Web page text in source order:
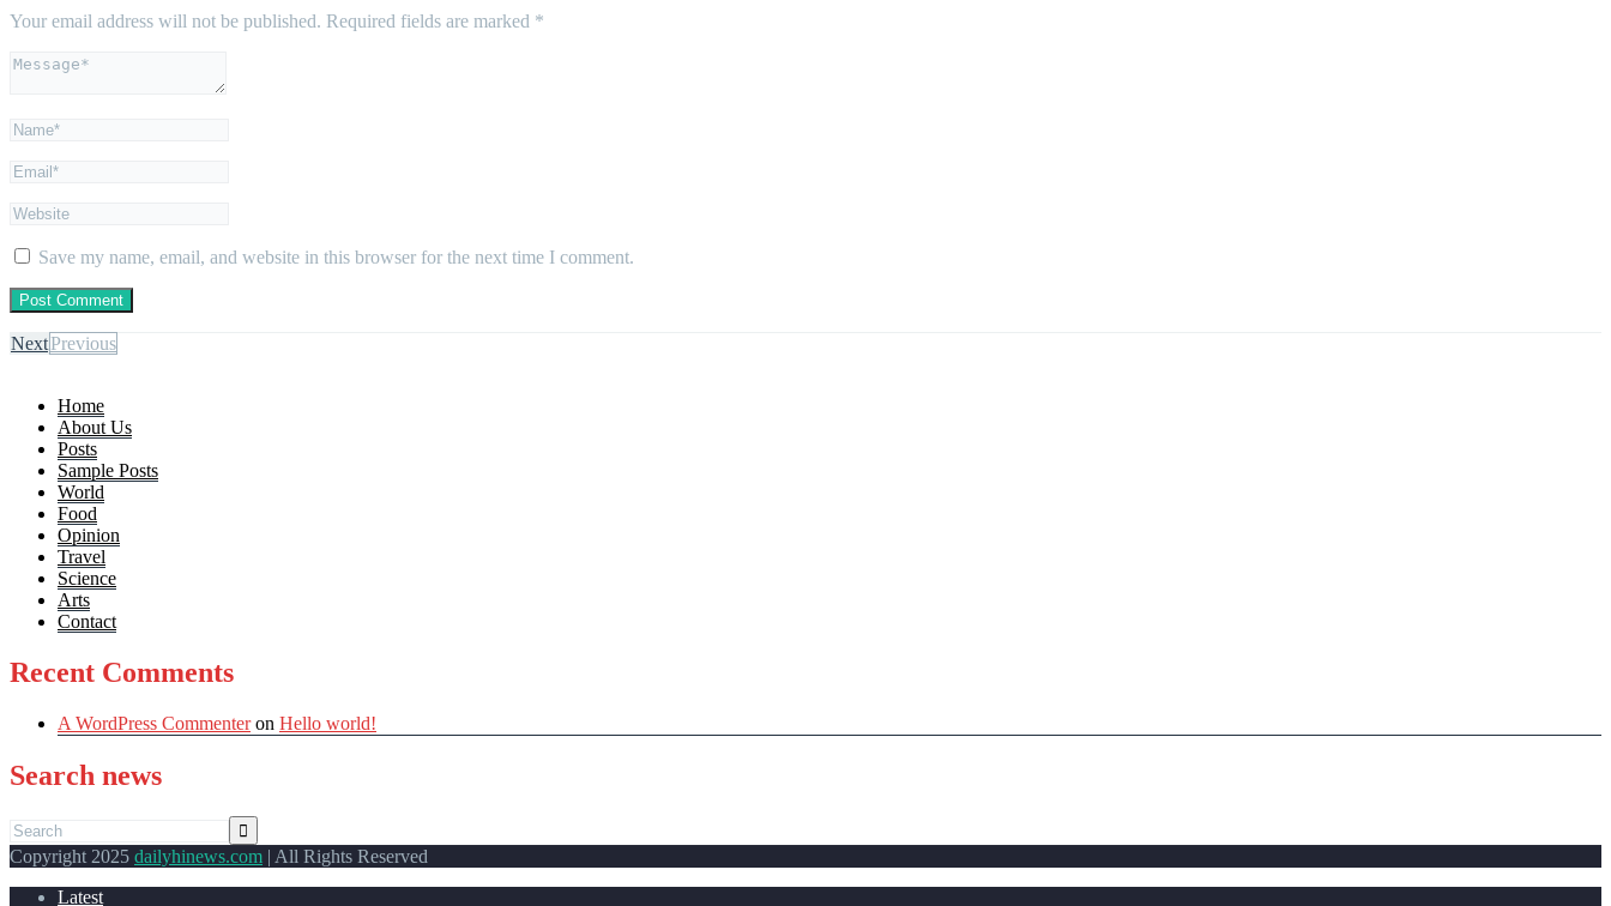
Your email address will not be published. Required fields are marked *
Save my name, email, and website in this browser for the next time I comment.
NextPrevious
Home
About Us
Posts
Sample Posts
World
Food
Opinion
Travel
Science
Arts
Contact
Recent Comments
A WordPress Commenteron Hello world!
Search news
Copyright 2025 dailyhinews.com | All Rights Reserved
Latest